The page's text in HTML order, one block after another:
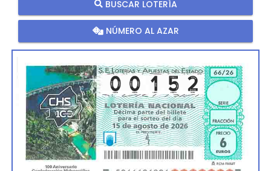
BUSCAR LOTERÍA
NÚMERO AL AZAR